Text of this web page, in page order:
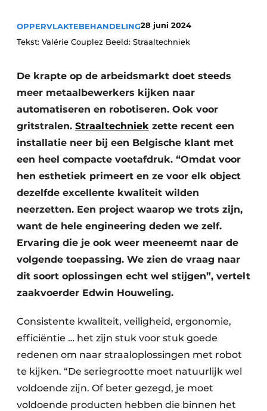
OPPERVLAKTEBEHANDELING28 juni 2024
Tekst: Valérie Couplez Beeld: Straaltechniek
De krapte op de arbeidsmarkt doet steeds
meer metaalbewerkers kijken naar
automatiseren en robotiseren. Ook voor
gritstralen. Straaltechniek zette recent een
installatie neer bij een Belgische klant met
een heel compacte voetafdruk. “Omdat voor
hen esthetiek primeert en ze voor elk object
dezelfde excellente kwaliteit wilden
neerzetten. Een project waarop we trots zijn,
want de hele engineering deden we zelf.
Ervaring die je ook weer meeneemt naar de
volgende toepassing. We zien de vraag naar
dit soort oplossingen echt wel stijgen”, vertelt
zaakvoerder Edwin Houweling.
Consistente kwaliteit, veiligheid, ergonomie,
efficiëntie … het zijn stuk voor stuk goede
redenen om naar straaloplossingen met robot
te kijken. “De seriegrootte moet natuurlijk wel
voldoende zijn. Of beter gezegd, je moet
voldoende producten hebben die binnen het